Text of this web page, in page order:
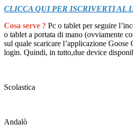
CLICCA QUI PER ISCRIVERTI AL
Cosa serve ? Pc o tablet per seguire
o tablet a portata di mano (ovviamente
sul quale scaricare l’applicazione Goose
login. Quindi, in tutto,due device
f.to La
Scolastica
dott.ssa
Andalò